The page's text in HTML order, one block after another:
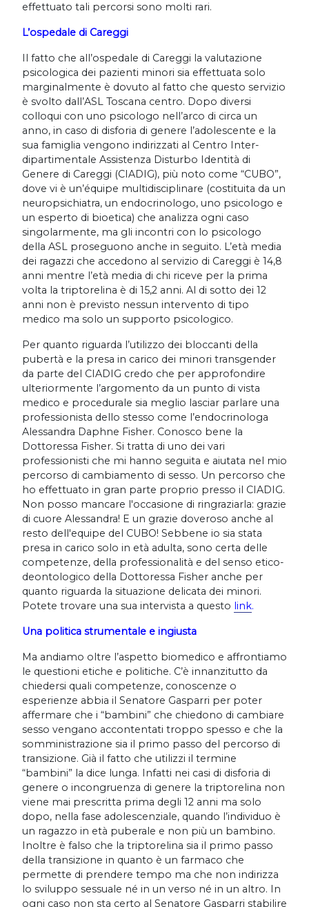
effettuato tali percorsi sono molti rari.
L’ospedale di Careggi
Il fatto che all’ospedale di Careggi la valutazione
psicologica dei pazienti minori sia effettuata solo
marginalmente è dovuto al fatto che questo servizio
è svolto dall’ASL Toscana centro. Dopo diversi
colloqui con uno psicologo nell’arco di circa un
anno, in caso di disforia di genere l’adolescente e la
sua famiglia vengono indirizzati al Centro Inter-
dipartimentale Assistenza Disturbo Identità di
Genere di Careggi (CIADIG), più noto come “CUBO”,
dove vi è un’équipe multidisciplinare (costituita da un
neuropsichiatra, un endocrinologo, uno psicologo e
un esperto di bioetica) che analizza ogni caso
singolarmente, ma gli incontri con lo psicologo
della ASL proseguono anche in seguito. L’età media
dei ragazzi che accedono al servizio di Careggi è 14,8
anni mentre l’età media di chi riceve per la prima
volta la triptorelina è di 15,2 anni. Al di sotto dei 12
anni non è previsto nessun intervento di tipo
medico ma solo un supporto psicologico.
Per quanto riguarda l’utilizzo dei bloccanti della
pubertà e la presa in carico dei minori transgender
da parte del CIADIG credo che per approfondire
ulteriormente l’argomento da un punto di vista
medico e procedurale sia meglio lasciar parlare una
professionista dello stesso come l’endocrinologa
Alessandra Daphne Fisher. Conosco bene la
Dottoressa Fisher. Si tratta di uno dei vari
professionisti che mi hanno seguita e aiutata nel mio
percorso di cambiamento di sesso. Un percorso che
ho effettuato in gran parte proprio presso il CIADIG.
Non posso mancare l'occasione di ringraziarla: grazie
di cuore Alessandra! E un grazie doveroso anche al
resto dell'equipe del CUBO! Sebbene io sia stata
presa in carico solo in età adulta, sono certa delle
competenze, della professionalità e del senso etico-
deontologico della Dottoressa Fisher anche per
quanto riguarda la situazione delicata dei minori.
Potete trovare una sua intervista a questo link.
Una politica strumentale e ingiusta
Ma andiamo oltre l’aspetto biomedico e affrontiamo
le questioni etiche e politiche. C’è innanzitutto da
chiedersi quali competenze, conoscenze o
esperienze abbia il Senatore Gasparri per poter
affermare che i “bambini” che chiedono di cambiare
sesso vengano accontentati troppo spesso e che la
somministrazione sia il primo passo del percorso di
transizione. Già il fatto che utilizzi il termine
“bambini” la dice lunga. Infatti nei casi di disforia di
genere o incongruenza di genere la triptorelina non
viene mai prescritta prima degli 12 anni ma solo
dopo, nella fase adolescenziale, quando l’individuo è
un ragazzo in età puberale e non più un bambino.
Inoltre è falso che la triptorelina sia il primo passo
della transizione in quanto è un farmaco che
permette di prendere tempo ma che non indirizza
lo sviluppo sessuale né in un verso né in un altro. In
ogni caso non sta certo al Senatore Gasparri stabilire